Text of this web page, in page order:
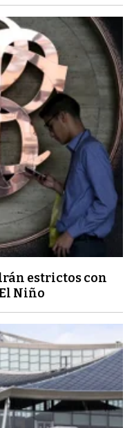
estrictos con
Niño